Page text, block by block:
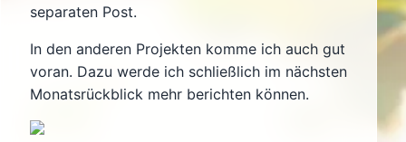
separaten Post.
In den anderen Projekten komme ich auch gut
voran. Dazu werde ich schließlich im nächsten
Monatsrückblick mehr berichten können.